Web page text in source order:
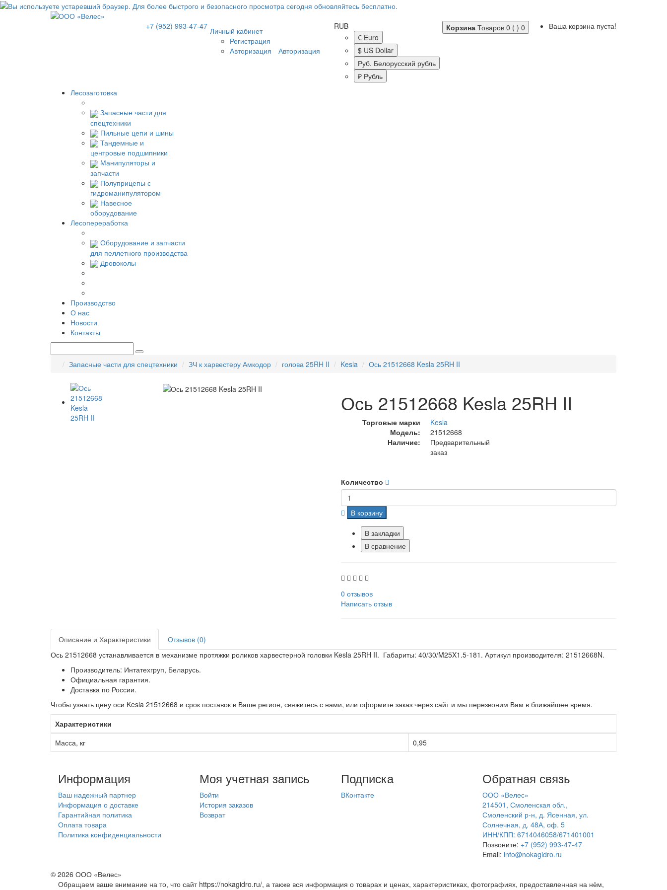
Корзина Товаров 0 ( ) 0 Ваша корзина пуста!
Личный кабинет
Регистрация
Авторизация
Авторизация
RUB
€ Euro
$ US Dollar
Руб. Белорусский рубль
₽ Рубль
+7 (952) 993-47-47
Лесозаготовка
Запасные части для
спецтехники
Пильные цепи и шины
Тандемные и
центровые подшипники
Манипуляторы и
запчасти
Полуприцепы с
гидроманипулятором
Навесное
оборудование
Лесопереработка
Оборудование и запчасти
для пеллетного производства
Дровоколы
Производство
О нас
Новости
Контакты
Запасные части для спецтехники ЗЧ к харвестеру Амкодор голова 25RH II Kesla Ось 21512668 Kesla 25RH II
Ось 21512668 Kesla 25RH II
Торговые марки
Kesla
Модель:
21512668
Наличие:
Предварительный
заказ
Количество
В корзину
В закладки
В сравнение
0 отзывов
Написать отзыв
Описание и Характеристики
Отзывов (0)
Ось 21512668 устанавливается в механизме протяжки роликов харвестерной головки Kesla 25RH II. Габариты: 40/30/M25X1.5-181. Артикул производителя: 21512668N.
Производитель: Интатехгруп, Беларусь.
Официальная гарантия.
Доставка по России.
Чтобы узнать цену оси Kesla 21512668 и срок поставок в Ваше регион, свяжитесь с нами, или оформите заказ через сайт и мы перезвоним Вам в ближайшее время.
Характеристики
Масса, кг
0,95
Информация
Ваш надежный партнер
Информация о доставке
Гарантийная политика
Оплата товара
Политика конфиденциальности
Моя учетная запись
Войти
История заказов
Возврат
Подписка
ВКонтакте
Обратная связь
ООО «Велес»
214501, Смоленская обл.,
Смоленский р-н, д. Ясенная, ул.
Солнечная, д. 48А, оф. 5
ИНН/КПП: 6714046058/671401001
Позвоните: +7 (952) 993-47-47
Email: info@nokagidro.ru
© 2026 ООО «Велес»
Обращаем ваше внимание на то, что сайт https://nokagidro.ru/, а также вся информация о товарах и ценах, характеристиках, фотографиях, предоставленная на нём,